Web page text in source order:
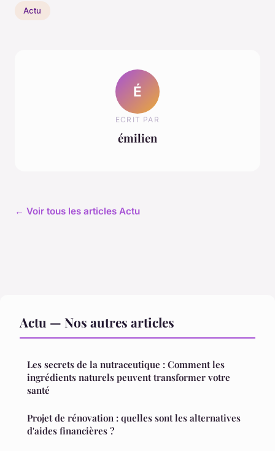
Actu
É
ECRIT PAR
émilien
← Voir tous les articles Actu
Actu — Nos autres articles
Les secrets de la nutraceutique : Comment les
ingrédients naturels peuvent transformer votre
santé
Projet de rénovation : quelles sont les alternatives
d'aides financières ?